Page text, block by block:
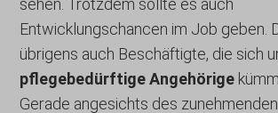
sehen. Trotzdem sollte es auch
Entwicklungschancen im Job geben.
übrigens auch Beschäftigte, die sich
pflegebedürftige Angehörige
Gerade angesichts des zunehmenden